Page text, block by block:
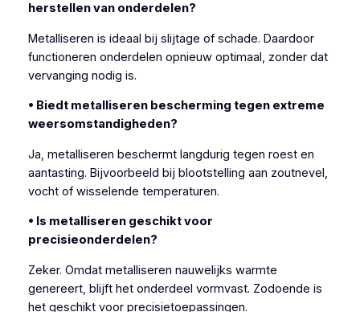
herstellen van onderdelen?
Metalliseren is ideaal bij slijtage of schade. Daardoor
functioneren onderdelen opnieuw optimaal, zonder dat
vervanging nodig is.
• Biedt metalliseren bescherming tegen extreme
weersomstandigheden?
Ja, metalliseren beschermt langdurig tegen roest en
aantasting. Bijvoorbeeld bij blootstelling aan zoutnevel,
vocht of wisselende temperaturen.
• Is metalliseren geschikt voor
precisieonderdelen?
Zeker. Omdat metalliseren nauwelijks warmte
genereert, blijft het onderdeel vormvast. Zodoende is
het geschikt voor precisietoepassingen.